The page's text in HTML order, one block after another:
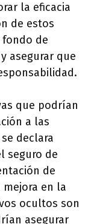
la eficacia
de estos
de
asegurar que
que podrían
a las
declara
seguro de
de
en la
ocultos son
asegurar